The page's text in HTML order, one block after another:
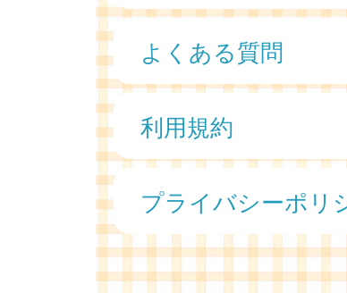
よくある質問
利用規約
プライバシーポリ